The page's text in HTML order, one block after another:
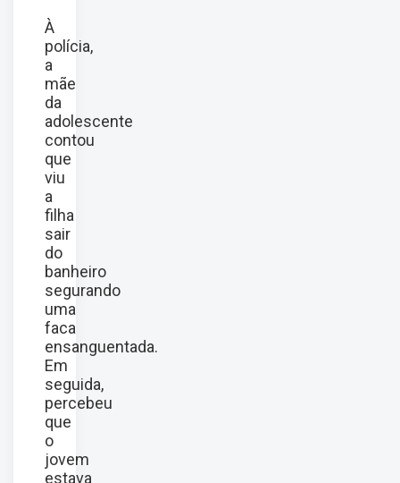
À
polícia,
a
mãe
da
adolescente
contou
que
viu
a
filha
sair
do
banheiro
segurando
uma
faca
ensanguentada.
Em
seguida,
percebeu
que
o
jovem
estava